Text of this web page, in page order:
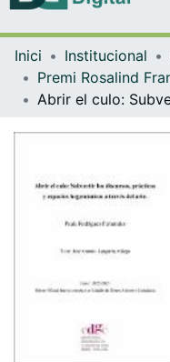
Inici Institucional